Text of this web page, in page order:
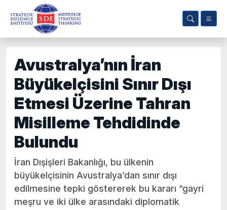
Avustralya’nın İran
Büyükelçisini Sınır Dışı
Etmesi Üzerine Tahran
Misilleme Tehdidinde
Bulundu
İran Dışişleri Bakanlığı, bu ülkenin
büyükelçisinin Avustralya’dan sınır dışı
edilmesine tepki göstererek bu kararı “gayri
meşru ve iki ülke arasındaki diplomatik